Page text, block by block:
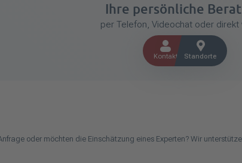
Ihre persönliche
per Telefon, Videochat oder direkt
Kontakt Standorte
oder möchten die Einschätzung eines Experten? Wir